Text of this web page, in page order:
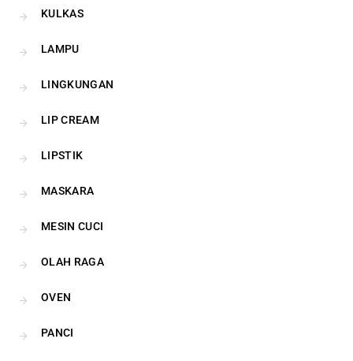
KULKAS
LAMPU
LINGKUNGAN
LIP CREAM
LIPSTIK
MASKARA
MESIN CUCI
OLAH RAGA
OVEN
PANCI